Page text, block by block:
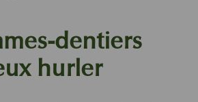
dentiers
hurler